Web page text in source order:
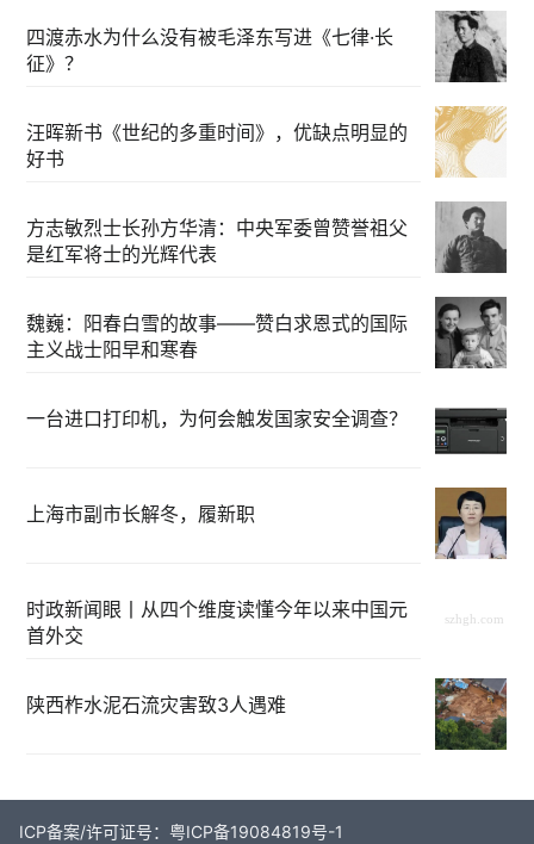
四渡赤水为什么没有被毛泽东写进《七律·长
征》？
汪晖新书《世纪的多重时间》，优缺点明显的
好书
方志敏烈士长孙方华清：中央军委曾赞誉祖父
是红军将士的光辉代表
魏巍：阳春白雪的故事——赞白求恩式的国际
主义战士阳早和寒春
一台进口打印机，为何会触发国家安全调查？
上海市副市长解冬，履新职
时政新闻眼丨从四个维度读懂今年以来中国元
首外交
陕西柞水泥石流灾害致3人遇难
ICP备案/许可证号：粤ICP备19084819号-1